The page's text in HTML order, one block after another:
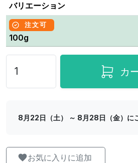
バリエーション
注文可
100g
カ
8月22日（土） ～ 8月28日（金）に
お気に入りに追加